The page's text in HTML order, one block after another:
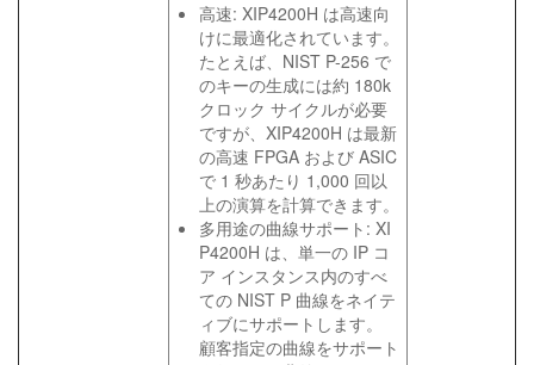
高速: XIP4200H は高速向
けに最適化されています。
たとえば、NIST P-256 で
のキーの生成には約 180k
クロック サイクルが必要
ですが、XIP4200H は最新
の高速 FPGA および ASIC
で 1 秒あたり 1,000 回以
上の演算を計算できます。
多用途の曲線サポート: XI
P4200H は、単一の IP コ
ア インスタンス内のすべ
ての NIST P 曲線をネイテ
ィブにサポートします。
顧客指定の曲線をサポート